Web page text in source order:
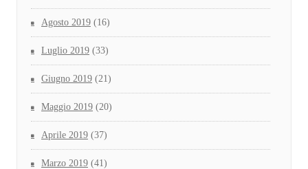
Agosto 2019 (16)
Luglio 2019 (33)
Giugno 2019 (21)
Maggio 2019 (20)
Aprile 2019 (37)
Marzo 2019 (41)